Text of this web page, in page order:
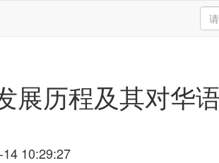
展历程及其对华
10:29:27